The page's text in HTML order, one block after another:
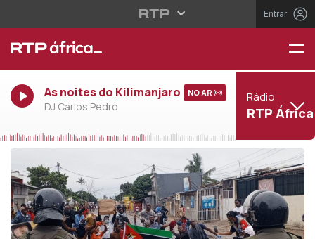
Entrar
As noites do Kilimanjaro
DJ Carlos Pedro
NO AR Rádio
RTP África